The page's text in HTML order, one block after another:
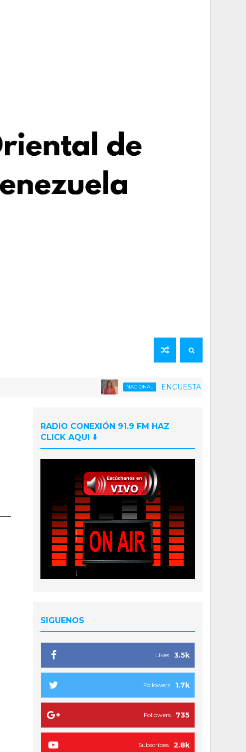
NACIONAL ENCUESTA | 75% de la
RADIO CONEXIÓN 91.9 FM HAZ
CLICK AQUI ⬇️
SIGUENOS
3.5k
Likes
1.7k
Followers
735
Followers
2.8k
Subscribes